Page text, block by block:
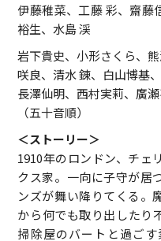
伊藤稚菜、工藤 彩、齋藤
裕生、水島 渓
岩下貴史、小形さくら、熊
咲良、清水 錬、白山博基
長澤仙明、西村実莉、廣
（五十音順）
＜ストーリー＞
1910年のロンドン、チェ
クス家。一向に子守が居
ンズが舞い降りてくる。
から何でも取り出したり
掃除屋のバートと過ご